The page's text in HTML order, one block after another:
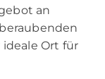
an
Ort für